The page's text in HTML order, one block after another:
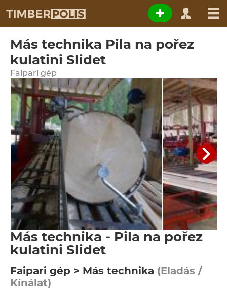
Más technika Pila na pořez
kulatini Slidet
Faipari gép
Más technika - Pila na pořez
kulatini Slidet
Faipari gép > Más technika (Eladás /
Kínálat)